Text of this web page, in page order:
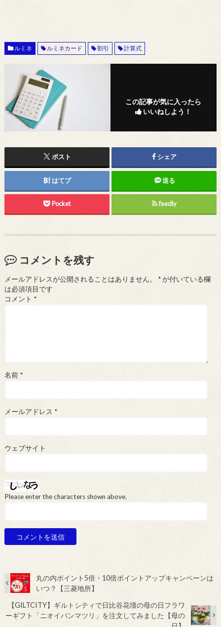
ルミネ ルミネカード 割引 計算式
この記事が気に入ったら
いいねしよう！
ポスト シェア
はてブ 送る
Pocket feedly
コメントを残す
メールアドレスが公開されることはありません。 *が付いている欄
は必須項目です
コメント *
名前 *
メールアドレス *
ウェブサイト
Please enter the characters shown above.
丸の内ポイント5倍・10倍ポイントアップキャンペーンは
いつ？【三菱地所】
【GILTCITY】ギルトシティで日比谷花壇の母の日フラワ
ーギフト「ニオイバンマツリ」を注文してみました【母の